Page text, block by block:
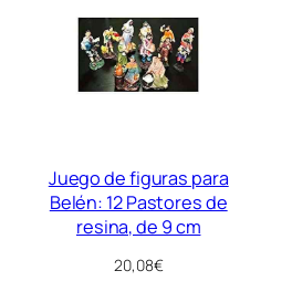
Juego de figuras para
Belén: 12 Pastores de
resina, de 9 cm
20,08€